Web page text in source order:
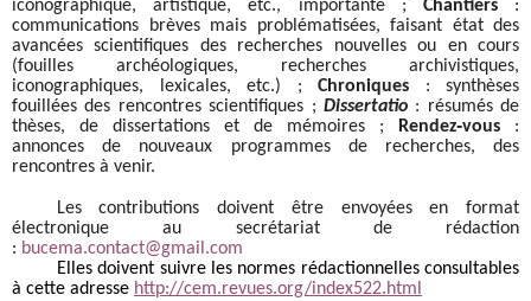
iconographique, artistique, etc., importante ; Chantiers :
communications brèves mais problématisées, faisant état des
avancées scientifiques des recherches nouvelles ou en cours
(fouilles archéologiques, recherches archivistiques,
iconographiques, lexicales, etc.) ; Chroniques : synthèses
fouillées des rencontres scientifiques ; Dissertatio : résumés de
thèses, de dissertations et de mémoires ; Rendez‐vous :
annonces de nouveaux programmes de recherches, des
rencontres à venir.
Les contributions doivent être envoyées en format
électronique au secrétariat de rédaction
: bucema.contact@gmail.com
Elles doivent suivre les normes rédactionnelles consultables
à cette adresse http://cem.revues.org/index522.html